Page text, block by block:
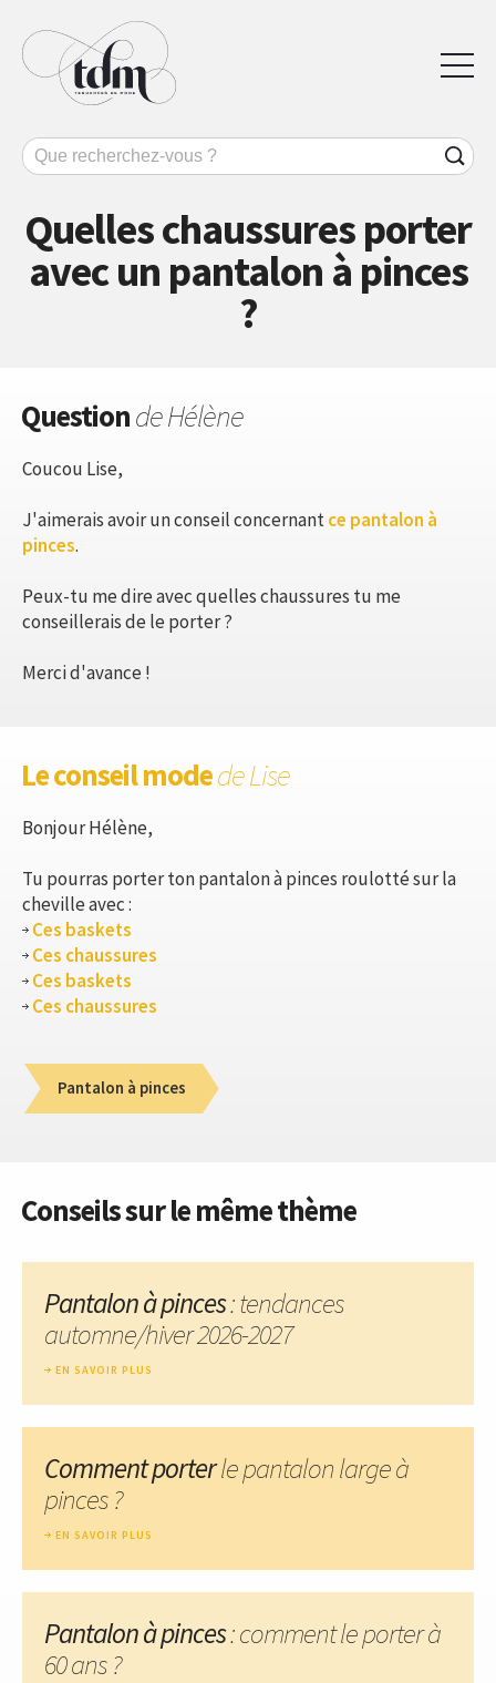
Quelles chaussures porter
avec un pantalon à pinces
?
Questionde Hélène
Coucou Lise,
J'aimerais avoir un conseil concernantce pantalon à
pinces.
Peux-tu me dire avec quelles chaussures tu me
conseillerais de le porter ?
Merci d'avance !
Le conseil modede Lise
Bonjour Hélène,
Tu pourras porter ton pantalon à pinces roulotté sur la
cheville avec :
Ces baskets
Ces chaussures
Ces baskets
Ces chaussures
Pantalon à pinces
Conseils sur le même thème
Pantalon à pinces: tendances
automne/hiver 2026-2027
EN SAVOIR PLUS
Comment porterle pantalon large à
pinces ?
EN SAVOIR PLUS
Pantalon à pinces: comment le porter à
60 ans ?